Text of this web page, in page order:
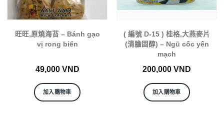
旺旺,原燒海苔 – Bánh gạo
vị rong biển
49,000 VND
加入購物車
( 編號 D-15 ) 桂格,大燕麥片
(清膽固醇) – Ngũ cốc yến
mạch
200,000 VND
加入購物車